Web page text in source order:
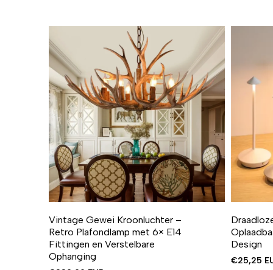
Vintage Gewei Kroonluchter –
Retro Plafondlamp met 6× E14
Fittingen en Verstelbare
Ophanging
Design
€25,25